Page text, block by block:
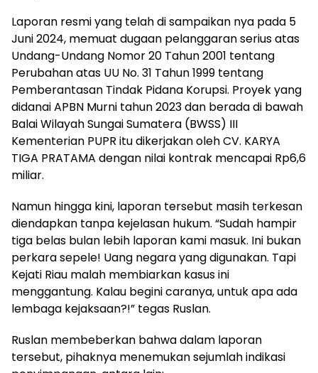
Laporan resmi yang telah di sampaikan nya pada 5
Juni 2024, memuat dugaan pelanggaran serius atas
Undang-Undang Nomor 20 Tahun 2001 tentang
Perubahan atas UU No. 31 Tahun 1999 tentang
Pemberantasan Tindak Pidana Korupsi. Proyek yang
didanai APBN Murni tahun 2023 dan berada di bawah
Balai Wilayah Sungai Sumatera (BWSS) III
Kementerian PUPR itu dikerjakan oleh CV. KARYA
TIGA PRATAMA dengan nilai kontrak mencapai Rp6,6
miliar.
Namun hingga kini, laporan tersebut masih terkesan
diendapkan tanpa kejelasan hukum. “Sudah hampir
tiga belas bulan lebih laporan kami masuk. Ini bukan
perkara sepele! Uang negara yang digunakan. Tapi
Kejati Riau malah membiarkan kasus ini
menggantung. Kalau begini caranya, untuk apa ada
lembaga kejaksaan?!” tegas Ruslan.
Ruslan membeberkan bahwa dalam laporan
tersebut, pihaknya menemukan sejumlah indikasi